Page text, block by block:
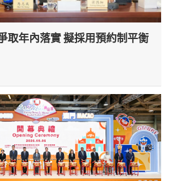
取年內落實 擬採用預約制平衡